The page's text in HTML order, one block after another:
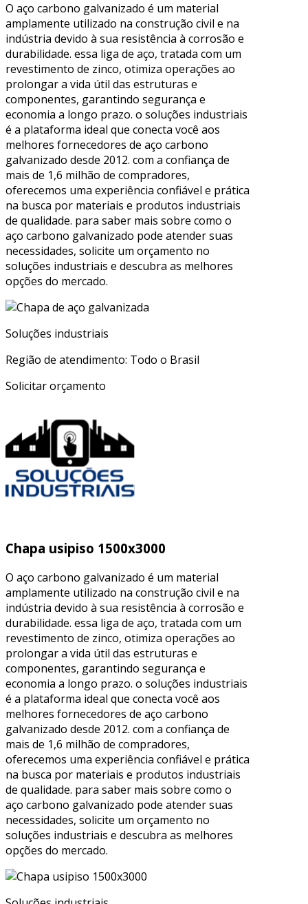
O aço carbono galvanizado é um material
amplamente utilizado na construção civil e na
indústria devido à sua resistência à corrosão e
durabilidade. essa liga de aço, tratada com um
revestimento de zinco, otimiza operações ao
prolongar a vida útil das estruturas e
componentes, garantindo segurança e
economia a longo prazo. o soluções industriais
é a plataforma ideal que conecta você aos
melhores fornecedores de aço carbono
galvanizado desde 2012. com a confiança de
mais de 1,6 milhão de compradores,
oferecemos uma experiência confiável e prática
na busca por materiais e produtos industriais
de qualidade. para saber mais sobre como o
aço carbono galvanizado pode atender suas
necessidades, solicite um orçamento no
soluções industriais e descubra as melhores
opções do mercado.
Soluções industriais
Região de atendimento: Todo o Brasil
Solicitar orçamento
Chapa usipiso 1500x3000
O aço carbono galvanizado é um material
amplamente utilizado na construção civil e na
indústria devido à sua resistência à corrosão e
durabilidade. essa liga de aço, tratada com um
revestimento de zinco, otimiza operações ao
prolongar a vida útil das estruturas e
componentes, garantindo segurança e
economia a longo prazo. o soluções industriais
é a plataforma ideal que conecta você aos
melhores fornecedores de aço carbono
galvanizado desde 2012. com a confiança de
mais de 1,6 milhão de compradores,
oferecemos uma experiência confiável e prática
na busca por materiais e produtos industriais
de qualidade. para saber mais sobre como o
aço carbono galvanizado pode atender suas
necessidades, solicite um orçamento no
soluções industriais e descubra as melhores
opções do mercado.